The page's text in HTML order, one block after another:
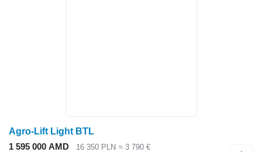
Agro-Lift Light BTL
1 595 000 AMD
16 350 PLN ≈ 3 790 €